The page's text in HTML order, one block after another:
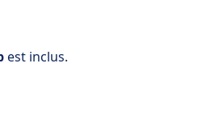
est inclus.